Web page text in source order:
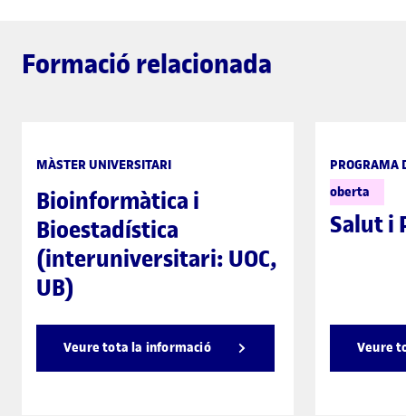
Formació relacionada
MÀSTER UNIVERSITARI
Bioinformàtica i
Bioestadística
(interuniversitari: UOC,
UB)
Veure tota la informació
PROGRAMA
oberta
Salut i
Veure